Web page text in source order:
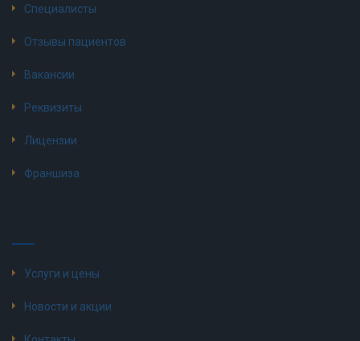
Специалисты
Отзывы пациентов
Вакансии
Реквизиты
Лицензии
Франшиза
Услуги и цены
Новости и акции